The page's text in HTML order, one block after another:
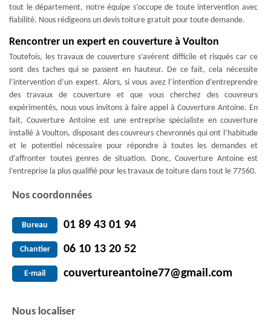
tout le département, notre équipe s’occupe de toute intervention avec
fiabilité. Nous rédigeons un devis toiture gratuit pour toute demande.
Rencontrer un expert en couverture à Voulton
Toutefois, les travaux de couverture s’avèrent difficile et risqués car ce
sont des taches qui se passent en hauteur. De ce fait, cela nécessite
l’intervention d’un expert. Alors, si vous avez l’intention d’entreprendre
des travaux de couverture et que vous cherchez des couvreurs
expérimentés, nous vous invitons à faire appel à Couverture Antoine. En
fait, Couverture Antoine est une entreprise spécialiste en couverture
installé à Voulton, disposant des couvreurs chevronnés qui ont l’habitude
et le potentiel nécessaire pour répondre à toutes les demandes et
d’affronter toutes genres de situation. Donc, Couverture Antoine est
l’entreprise la plus qualifié pour les travaux de toiture dans tout le 77560.
Nos coordonnées
Bureau 01 89 43 01 94
Chantier 06 10 13 20 52
E-mail couvertureantoine77@gmail.com
Nous localiser